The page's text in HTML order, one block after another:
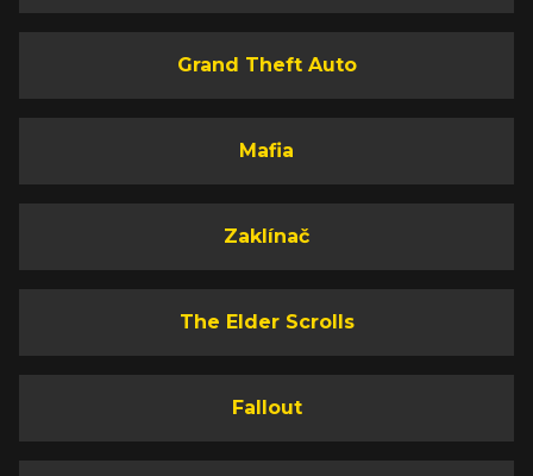
Grand Theft Auto
Mafia
Zaklínač
The Elder Scrolls
Fallout